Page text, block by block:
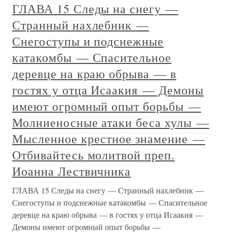
ГЛАВА 15 Следы на снегу —
Странный нахлебник —
Снегоступы и подснежные
катакомбы — Спасительное
деревце на краю обрыва — в
гостях у отца Исаакия — Демоны
имеют огромный опыт борьбы —
Молниеносные атаки беса хулы —
Мысленное крестное знамение —
Отбивайтесь молитвой преп.
Иоанна Лествичника
ГЛАВА 15 Следы на снегу — Странный нахлебник —
Снегоступы и подснежные катакомбы — Спасительное
деревце на краю обрыва — в гостях у отца Исаакия —
Демоны имеют огромный опыт борьбы —